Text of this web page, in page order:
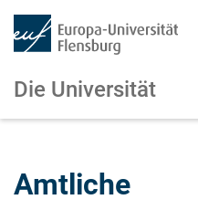
Die Universität
Amtliche